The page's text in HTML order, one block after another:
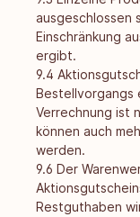
ausgeschlossen
Einschränkung
ergibt.
9.4
Bestellvorgangs
Verrechnung ist
können auch
werden.
9.6 Der
Restguthaben